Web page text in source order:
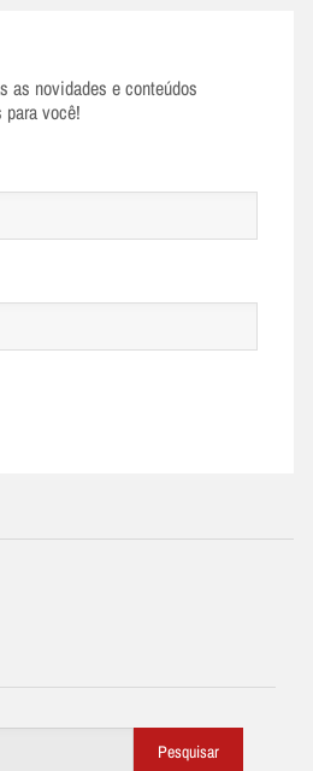
as novidades e conteúdos
para você!
Pesquisar